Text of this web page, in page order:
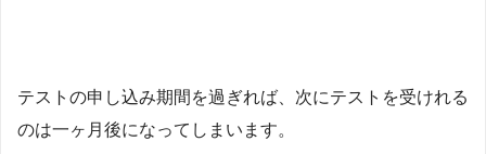
テストの申し込み期間を過ぎれば、次にテストを受けれる
のは一ヶ月後になってしまいます。